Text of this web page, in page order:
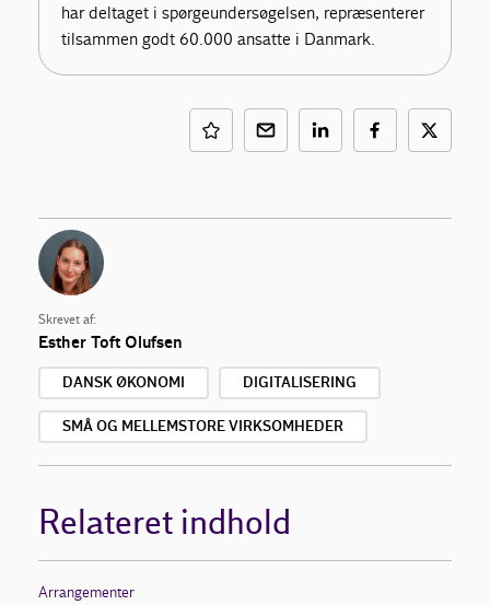
har deltaget i spørgeundersøgelsen, repræsenterer
tilsammen godt 60.000 ansatte i Danmark.
Skrevet af:
Esther Toft Olufsen
DANSK ØKONOMI DIGITALISERING
SMÅ OG MELLEMSTORE VIRKSOMHEDER
Relateret indhold
Arrangementer